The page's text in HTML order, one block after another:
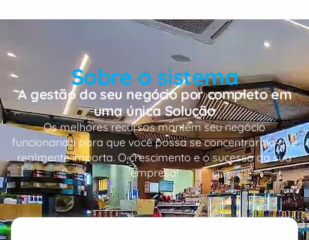
Sobre o sistema
A gestão do seu negócio por completo em
uma única Solução
Os melhores recursos mantêm seu negócio
funcionando para que você possa se concentrar no que
realmente importa. O crescimento e o sucesso da sua
empresa!